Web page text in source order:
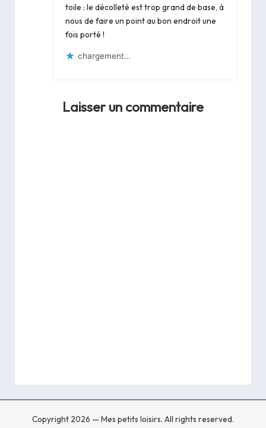
toile : le décolleté est trop grand de base, à
nous de faire un point au bon endroit une
fois porté !
chargement…
Laisser un commentaire
Copyright 2026 — Mes petits loisirs. All rights reserved.